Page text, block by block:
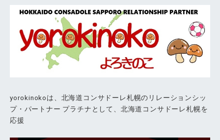
yorokinokoは、北海道コンサドーレ札幌のリレーションシッ
プ・パートナー プラチナとして、北海道コンサドーレ札幌を
応援